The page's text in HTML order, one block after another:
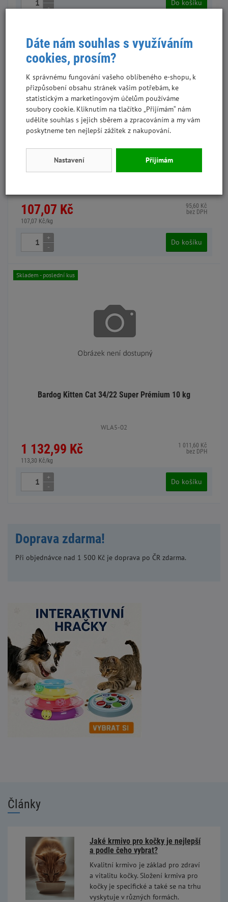
-
Do košíku
107,07 Kč
107,07 Kč/kg
95,60 Kč
bez DPH
+
-
Do košíku
Bardog Kitten Cat 34/22 Super Prémium 10 kg
WLA5-02
1 132,99 Kč
113,30 Kč/kg
1 011,60 Kč
bez DPH
Skladem - poslední kus
+
-
Do košíku
Doprava zdarma!
Při objednávce nad 1 500 Kč je doprava po ČR zdarma.
Články
Jaké krmivo pro kočky je nejlepší
a podle čeho vybrat?
Kvalitní krmivo je základ pro zdraví
a vitalitu kočky. Složení krmiva pro
kočky je specifické a také se na trhu
vyskytuje v různých formách.
Dáte nám souhlas s využíváním
cookies, prosím?
K správnému fungování vašeho oblíbeného e-shopu, k
přizpůsobení obsahu stránek vašim potřebám, ke
statistickým a marketingovým účelům používáme
soubory cookie. Kliknutím na tlačítko „Přijímám“ nám
udělíte souhlas s jejich sběrem a zpracováním a my vám
poskytneme ten nejlepší zážitek z nakupování.
Nastavení Přijímám